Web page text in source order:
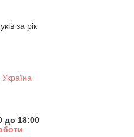
за рік
до 18:00